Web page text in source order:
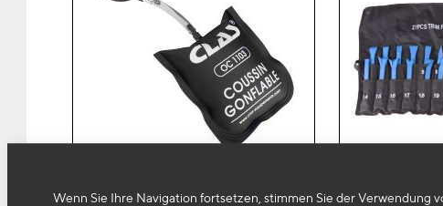
Wenn Sie Ihre Navigation fortsetzen, stimmen Sie der Verwendung
Wunschliste